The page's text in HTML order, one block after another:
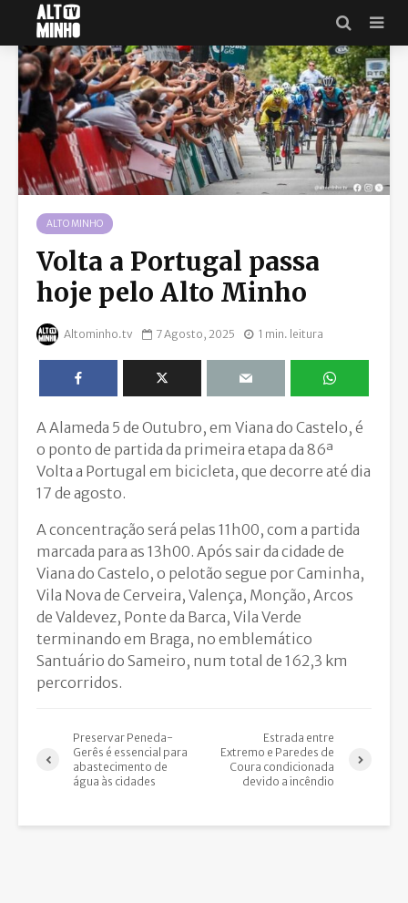
ALTO MINHO
Volta a Portugal passa
hoje pelo Alto Minho
Altominho.tv 7 Agosto, 2025 1 min. leitura
A Alameda 5 de Outubro, em Viana do Castelo, é
o ponto de partida da primeira etapa da 86ª
Volta a Portugal em bicicleta, que decorre até dia
17 de agosto.
A concentração será pelas 11h00, com a partida
marcada para as 13h00. Após sair da cidade de
Viana do Castelo, o pelotão segue por Caminha,
Vila Nova de Cerveira, Valença, Monção, Arcos
de Valdevez, Ponte da Barca, Vila Verde
terminando em Braga, no emblemático
Santuário do Sameiro, num total de 162,3 km
percorridos.
Preservar Peneda-
Gerês é essencial para
abastecimento de
água às cidades
Estrada entre
Extremo e Paredes de
Coura condicionada
devido a incêndio